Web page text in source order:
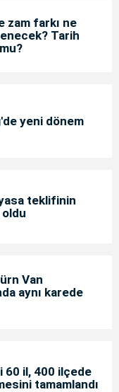
zam farkı ne
Tarih
yeni dönem
teklifinin
Van
aynı karede
60 il, 400 ilçede
tamamlandı